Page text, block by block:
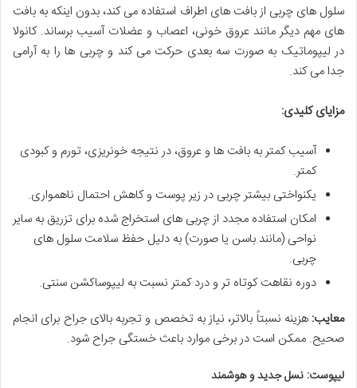
سلول های چربی از بافت های اطراف استفاده می کند، بدون اینکه به بافت
های مهم دیگر مانند عروق خونی، اعصاب و عضلات آسیب برساند. کانولا
در لیپوماتیک به صورت سه بعدی حرکت می کند و چربی ها را به آرامی
جدا می کند.
مزایای کلیدی:
آسیب کمتر به بافت ها و عروق، در نتیجه خونریزی، تورم و کبودی
کمتر.
یکنواختی بیشتر چربی در زیر پوست و کاهش احتمال ناهمواری.
امکان استفاده مجدد از چربی های استخراج شده برای تزریق به سایر
نواحی (مانند باسن یا صورت) به دلیل حفظ سلامت سلول های
چربی.
دوره نقاهت کوتاه تر و درد کمتر نسبت به لیپوساکشن سنتی.
معایب: هزینه نسبتاً بالاتر، نیاز به تخصص و تجربه بالای جراح برای انجام
صحیح. ممکن است در برخی موارد باعث خستگی جراح شود.
لیپوست: نسل جدید و هوشمند